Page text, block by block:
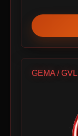
GEMA / GVL